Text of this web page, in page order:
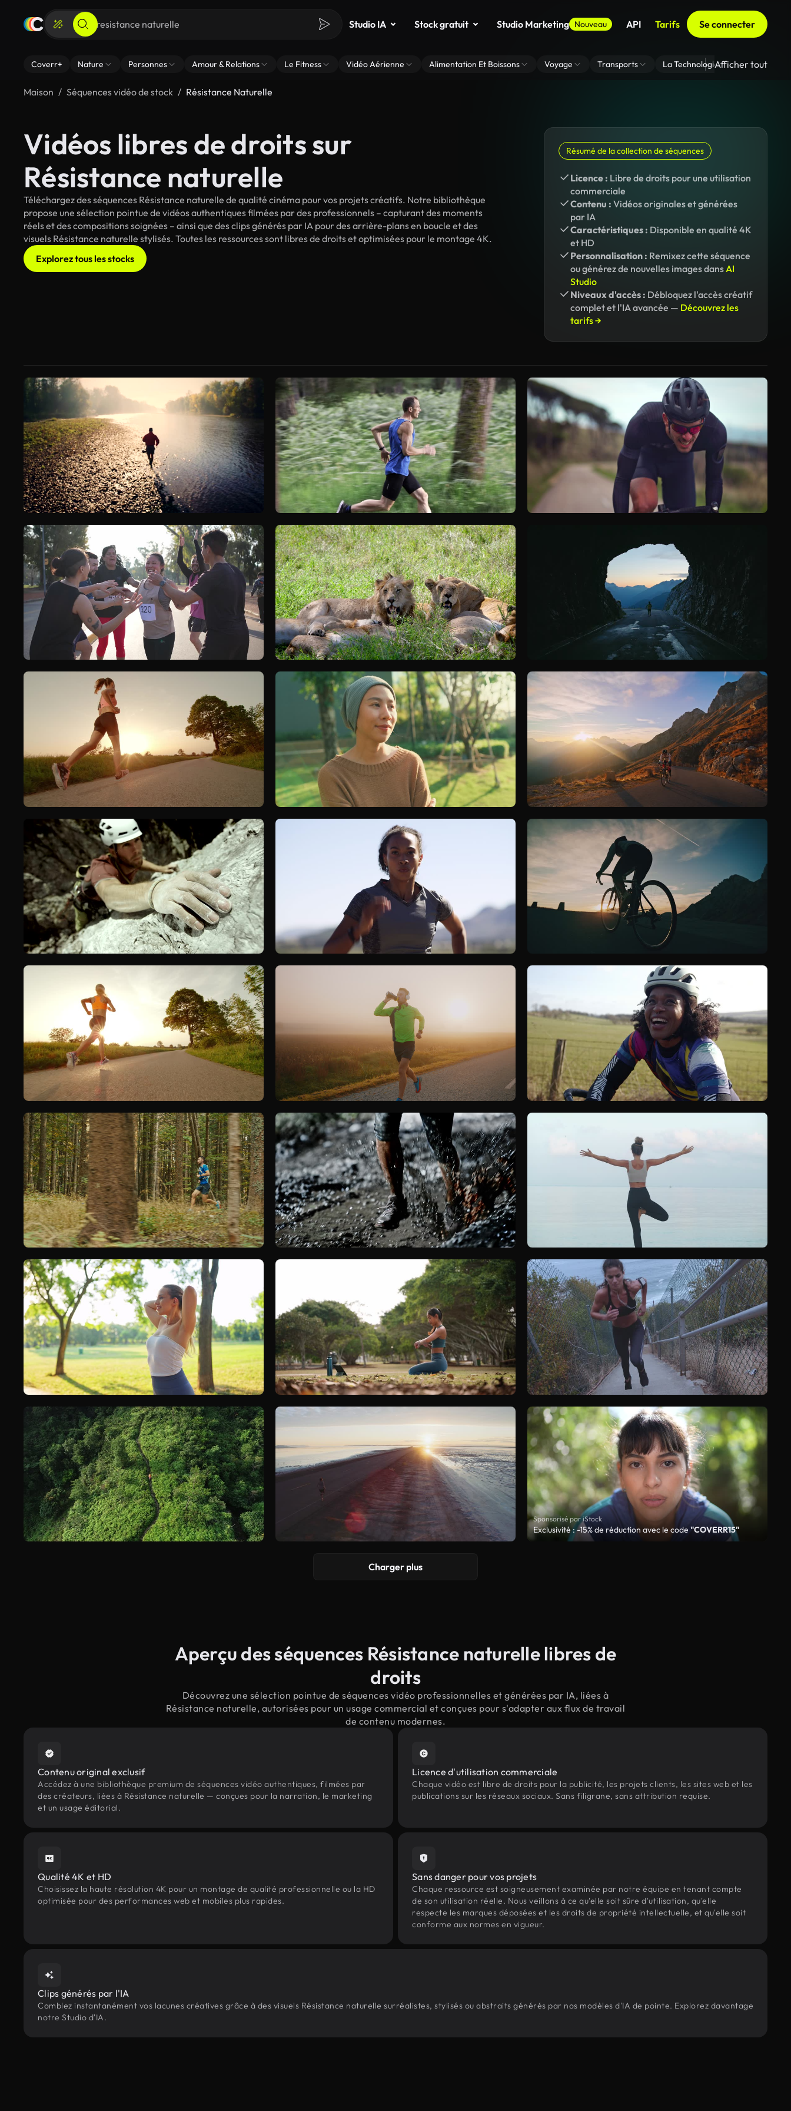
Studio IA Stock gratuit Studio Marketing Nouveau API Tarifs Se connecter
Coverr+ Nature Personnes Amour & Relations Le Fitness Vidéo Aérienne Alimentation Et Boissons Voyage Transports La Technologie Zoom En
Afficher tout
Maison Séquences vidéo de stock Résistance Naturelle
Vidéos libres de droits sur
Résistance naturelle
Téléchargez des séquences Résistance naturelle de qualité cinéma pour vos projets créatifs. Notre bibliothèque
propose une sélection pointue de vidéos authentiques filmées par des professionnels – capturant des moments
réels et des compositions soignées – ainsi que des clips générés par IA pour des arrière-plans en boucle et des
visuels Résistance naturelle stylisés. Toutes les ressources sont libres de droits et optimisées pour le montage 4K.
Explorez tous les stocks
Résumé de la collection de séquences
Licence : Libre de droits pour une utilisation
commerciale
Contenu : Vidéos originales et générées
par IA
Caractéristiques : Disponible en qualité 4K
et HD
Personnalisation : Remixez cette séquence
ou générez de nouvelles images dansAI
Studio
Niveaux d'accès : Débloquez l'accès créatif
complet et l'IA avancée — Découvrez les
tarifs →
Sponsorisé par iStock
Exclusivité : -15% de réduction avec le code "COVERR15"
Charger plus
Aperçu des séquences Résistance naturelle libres de
droits
Découvrez une sélection pointue de séquences vidéo professionnelles et générées par IA, liées à
Résistance naturelle, autorisées pour un usage commercial et conçues pour s'adapter aux flux de travail
de contenu modernes.
Contenu original exclusif
Accédez à une bibliothèque premium de séquences vidéo authentiques, filmées par
des créateurs, liées à Résistance naturelle — conçues pour la narration, le marketing
et un usage éditorial.
Licence d'utilisation commerciale
Chaque vidéo est libre de droits pour la publicité, les projets clients, les sites web et les
publications sur les réseaux sociaux. Sans filigrane, sans attribution requise.
Qualité 4K et HD
Choisissez la haute résolution 4K pour un montage de qualité professionnelle ou la HD
optimisée pour des performances web et mobiles plus rapides.
Sans danger pour vos projets
Chaque ressource est soigneusement examinée par notre équipe en tenant compte
de son utilisation réelle. Nous veillons à ce qu'elle soit sûre d'utilisation, qu'elle
respecte les marques déposées et les droits de propriété intellectuelle, et qu'elle soit
conforme aux normes en vigueur.
Clips générés par l'IA
Comblez instantanément vos lacunes créatives grâce à des visuels Résistance naturelle surréalistes, stylisés ou abstraits générés par nos modèles d'IA de pointe. Explorez davantage
notre Studio d'IA.